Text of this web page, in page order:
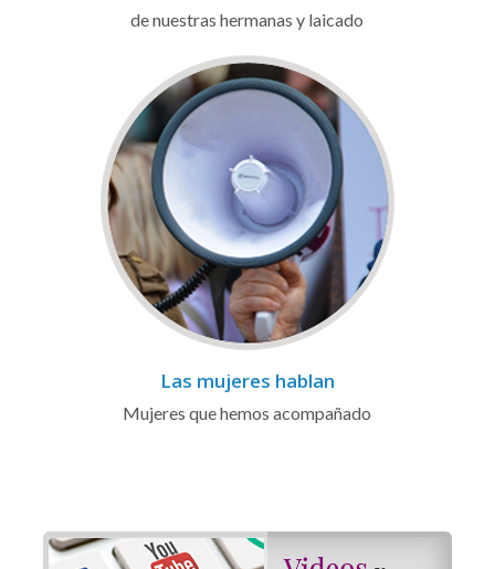
de nuestras hermanas y laicado
Las mujeres hablan
Mujeres que hemos acompañado